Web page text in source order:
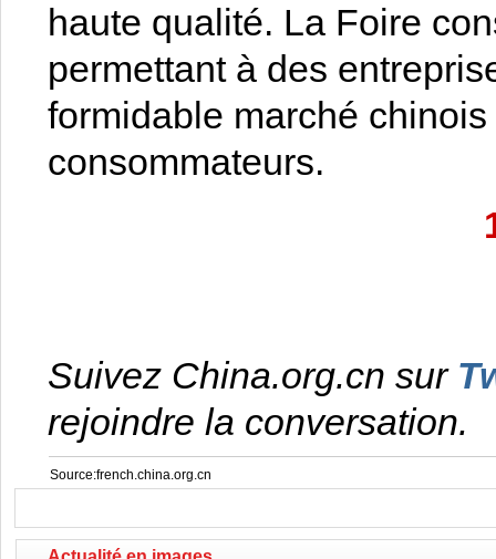
haute qualité. La Foire
permettant à des
formidable marché
consommateurs.
Suivez China.org.cn sur
rejoindre la conversation.
Source:french.china.org.cn